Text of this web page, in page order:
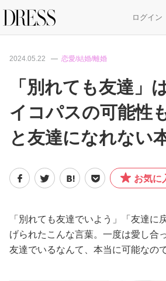
ログイン
特集記事
DRESS部活
ライフスタイル
ファッション
恋愛/結婚/離婚
2024.05.22 恋愛/結婚/離婚
「別れても友達」
イコパスの可能性
と友達になれない
お気に
「別れても友達でいよう」「友達に
げられたこんな言葉。一度は愛し合
友達でいるなんて、本当に可能なの